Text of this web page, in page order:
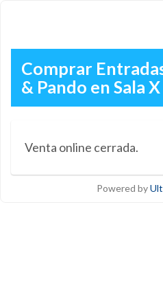
Comprar
& Pando en Sala X
Venta online cerrada.
Powered by